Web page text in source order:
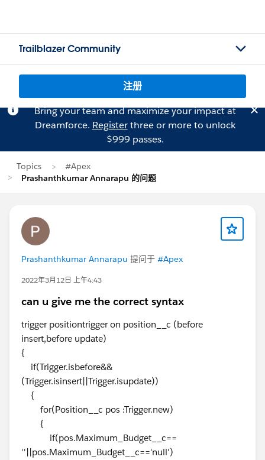
Trailblazer Community
注册
Bring your team and maximize your impact at
Dreamforce. Registerthree or more to unlock
$999 passes.
Topics
#Apex
Prashanthkumar Annarapu 的问题
Prashanthkumar Annarapu 提问于 #Apex
2022年3月12日 上午4:43
can u give me the correct syntax
trigger positiontrigger on position__c (before
insert,before update)
{
if(Trigger.isbefore&&
(Trigger.isinsert||Trigger.isupdate))
{
for(Position__c pos :Trigger.new)
{
if(pos.Maximum_Budget__c==
''||pos.Maximum_Budget__c=='null')